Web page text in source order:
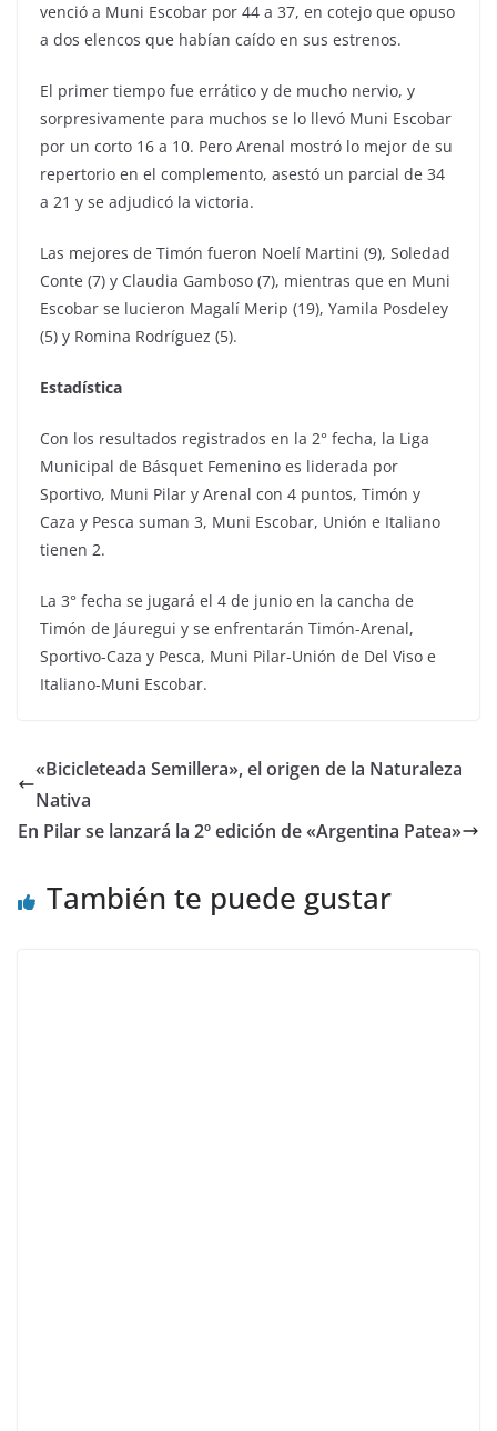
venció a Muni Escobar por 44 a 37, en cotejo que opuso
a dos elencos que habían caído en sus estrenos.
El primer tiempo fue errático y de mucho nervio, y
sorpresivamente para muchos se lo llevó Muni Escobar
por un corto 16 a 10. Pero Arenal mostró lo mejor de su
repertorio en el complemento, asestó un parcial de 34
a 21 y se adjudicó la victoria.
Las mejores de Timón fueron Noelí Martini (9), Soledad
Conte (7) y Claudia Gamboso (7), mientras que en Muni
Escobar se lucieron Magalí Merip (19), Yamila Posdeley
(5) y Romina Rodríguez (5).
Estadística
Con los resultados registrados en la 2° fecha, la Liga
Municipal de Básquet Femenino es liderada por
Sportivo, Muni Pilar y Arenal con 4 puntos, Timón y
Caza y Pesca suman 3, Muni Escobar, Unión e Italiano
tienen 2.
La 3° fecha se jugará el 4 de junio en la cancha de
Timón de Jáuregui y se enfrentarán Timón-Arenal,
Sportivo-Caza y Pesca, Muni Pilar-Unión de Del Viso e
Italiano-Muni Escobar.
«Bicicleteada Semillera», el origen de la Naturaleza
Nativa
En Pilar se lanzará la 2º edición de «Argentina Patea»
También te puede gustar